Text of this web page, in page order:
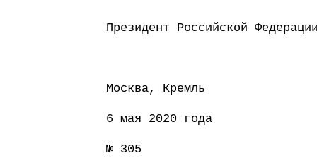
Президент
Москва, Кремль
6 мая 2020 года
№ 305